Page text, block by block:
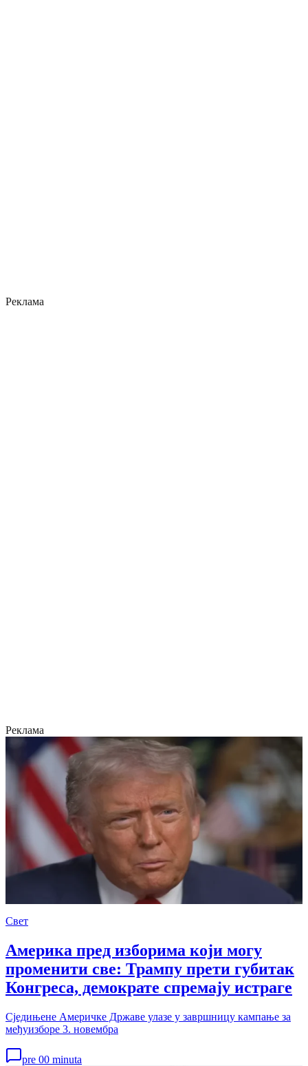
Реклама
Реклама
Свет
Америка пред изборима који могу
променити све: Трампу прети губитак
Конгреса, демократе спремају истраге
Сједињене Америчке Државе улазе у завршницу кампање за
међуизборе 3. новембра
pre 00 minuta